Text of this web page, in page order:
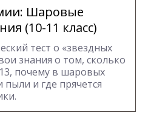
Шаровые
(10-11 класс)
тест о «звездных
знания о том, сколько
почему в шаровых
пыли и где прячется